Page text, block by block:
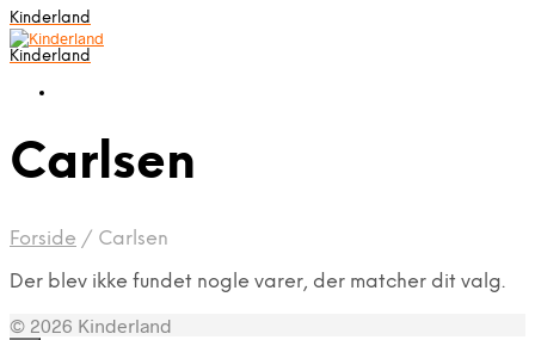
Kinderland
Kinderland
Carlsen
Forside / Carlsen
Der blev ikke fundet nogle varer, der matcher dit valg.
© 2026 Kinderland